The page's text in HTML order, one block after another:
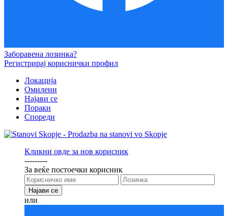
Заборавена лозинка?
Регистрирај кориснички профил
Локација
Омилени
Најави се
Пораки
Спореди
Кликни овде за нов корисник
---------
За веќе постоечки корисник
или